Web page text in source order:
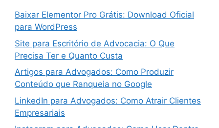
Baixar Elementor Pro Grátis: Download Oficial
para WordPress
Site para Escritório de Advocacia: O Que
Precisa Ter e Quanto Custa
Artigos para Advogados: Como Produzir
Conteúdo que Ranqueia no Google
LinkedIn para Advogados: Como Atrair Clientes
Empresariais